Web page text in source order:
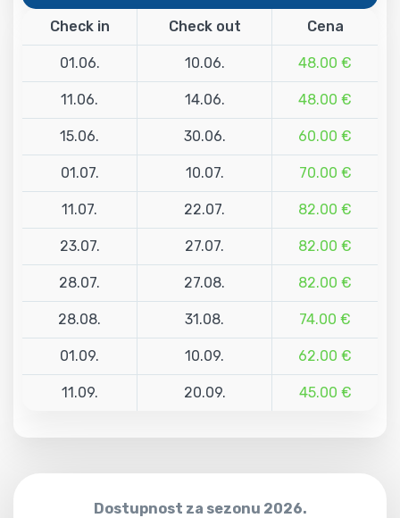
Check in Check out Cena
01.06. 10.06. 48.00 €
11.06. 14.06. 48.00 €
15.06. 30.06. 60.00 €
01.07. 10.07. 70.00 €
11.07. 22.07. 82.00 €
23.07. 27.07. 82.00 €
28.07. 27.08. 82.00 €
28.08. 31.08. 74.00 €
01.09. 10.09. 62.00 €
11.09. 20.09. 45.00 €
Dostupnost za sezonu 2026.